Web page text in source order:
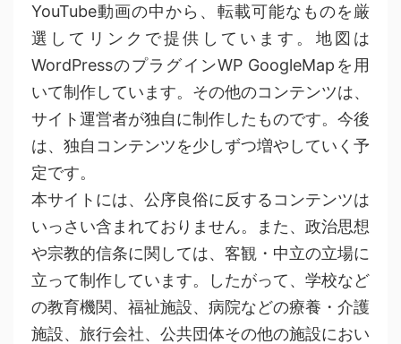
YouTube動画の中から、転載可能なものを厳
選してリンクで提供しています。地図は
WordPressのプラグインWP GoogleMapを用
いて制作しています。その他のコンテンツは、
サイト運営者が独自に制作したものです。今後
は、独自コンテンツを少しずつ増やしていく予
定です。
本サイトには、公序良俗に反するコンテンツは
いっさい含まれておりません。また、政治思想
や宗教的信条に関しては、客観・中立の立場に
立って制作しています。したがって、学校など
の教育機関、福祉施設、病院などの療養・介護
施設、旅行会社、公共団体その他の施設におい